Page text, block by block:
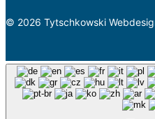
© 2026 Tytschkowski